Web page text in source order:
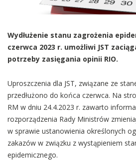
Wydłużenie stanu zagrożenia
czerwca 2023 r. umożliwi JST
potrzeby zasięgania opinii RIO.
Uproszczenia dla JST, związane ze
przedłużono do końca czerwca. Na
RM w dniu 24.4.2023 r. zawarto
rozporządzenia Rady Ministrów
w sprawie ustanowienia określonych
zakazów w związku z wystąpieniem
epidemicznego.